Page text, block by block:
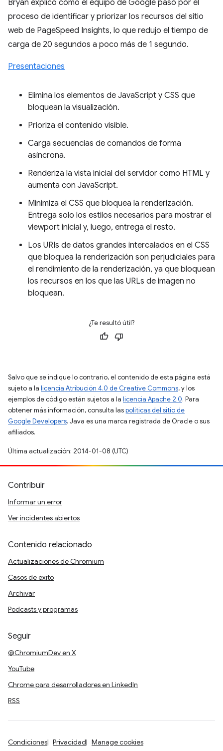
Bryan explicó cómo el equipo de Google pasó por el
proceso de identificar y priorizar los recursos del sitio
web de PageSpeed Insights, lo que redujo el tiempo de
carga de 20 segundos a poco más de 1 segundo.
Presentaciones
Elimina los elementos de JavaScript y CSS que
bloquean la visualización.
Prioriza el contenido visible.
Carga secuencias de comandos de forma
asíncrona.
Renderiza la vista inicial del servidor como HTML y
aumenta con JavaScript.
Minimiza el CSS que bloquea la renderización.
Entrega solo los estilos necesarios para mostrar el
viewport inicial y, luego, entrega el resto.
Los URIs de datos grandes intercalados en el CSS
que bloquea la renderización son perjudiciales para
el rendimiento de la renderización, ya que bloquean
los recursos en los que las URLs de imagen no
bloquean.
¿Te resultó útil?
Salvo que se indique lo contrario, el contenido de esta página está
sujeto a la licencia Atribución 4.0 de Creative Commons, y los
ejemplos de código están sujetos a la licencia Apache 2.0. Para
obtener más información, consulta laspolíticas del sitio de
Google Developers. Java es una marca registrada de Oracle o sus
afiliados.
Última actualización: 2014-01-08 (UTC)
Contribuir
Informar un error
Ver incidentes abiertos
Contenido relacionado
Actualizaciones de Chromium
Casos de éxito
Archivar
Podcasts y programas
Seguir
@ChromiumDev en X
YouTube
Chrome para desarrolladores en LinkedIn
RSS
Condiciones Privacidad Manage cookies